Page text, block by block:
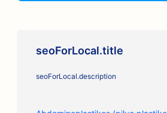
seoForLocal.title
seoForLocal.description